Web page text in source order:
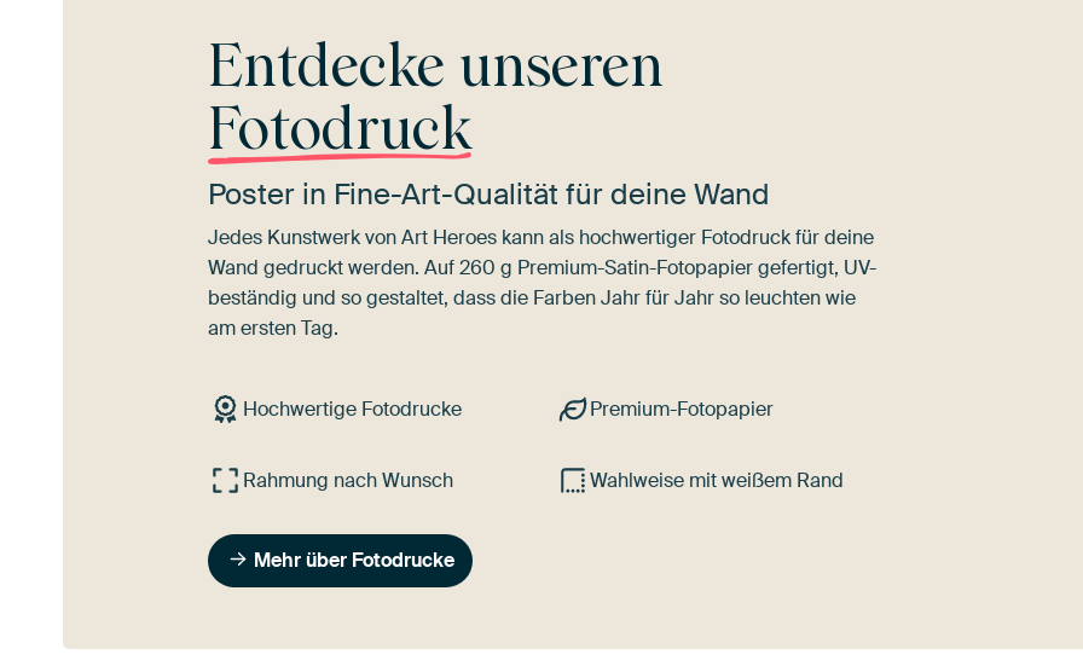
Entdecke unseren
Fotodruck
Poster in Fine-Art-Qualität für deine Wand
Jedes Kunstwerk von Art Heroes kann als hochwertiger Fotodruck für deine
Wand gedruckt werden. Auf 260 g Premium-Satin-Fotopapier gefertigt, UV-
beständig und so gestaltet, dass die Farben Jahr für Jahr so leuchten wie
am ersten Tag.
Hochwertige Fotodrucke Premium-Fotopapier
Rahmung nach Wunsch Wahlweise mit weißem Rand
Mehr über Fotodrucke